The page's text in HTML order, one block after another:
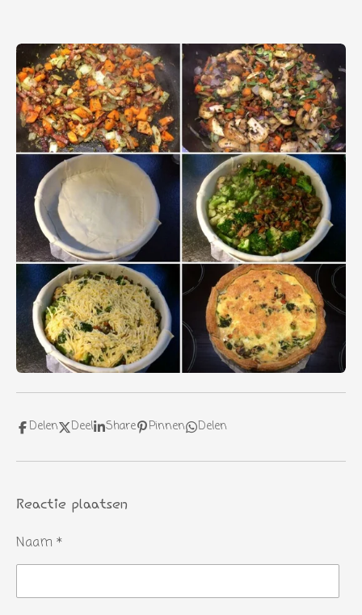
Delen Deel Share Pinnen Delen
Reactie plaatsen
Naam *